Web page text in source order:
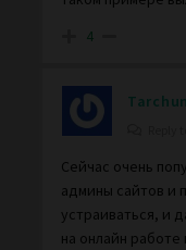
4
Сейчас очень
админы сайтов и
устраиваться, и
на онлайн